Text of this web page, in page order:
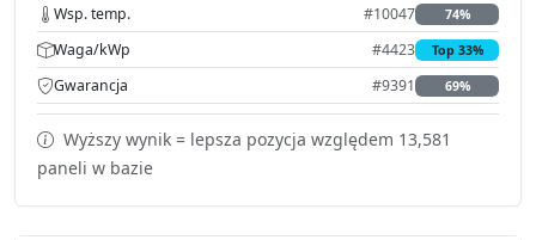
Wsp. temp. #10047 74%
Waga/kWp #4423 Top 33%
Gwarancja #9391 69%
Wyższy wynik = lepsza pozycja względem 13,581
paneli w bazie